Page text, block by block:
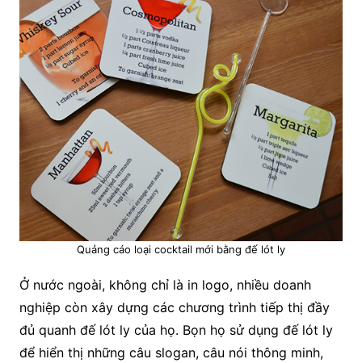
Quảng cáo loại cocktail mới bằng đế lót ly
Ở nước ngoài, không chỉ là in logo, nhiều doanh
nghiệp còn xây dựng các chương trình tiếp thị đầy
đủ quanh đế lót ly của họ. Bọn họ sử dụng đế lót ly
để hiển thị những câu slogan, câu nói thông minh,